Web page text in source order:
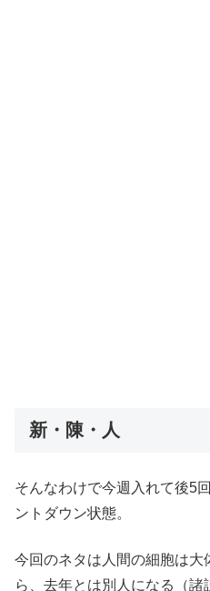
新・陳・人
そんなわけで今週入れて後5
ントダウン状態。
今回のネタは人間の細胞は
ら、去年とは別人になる（